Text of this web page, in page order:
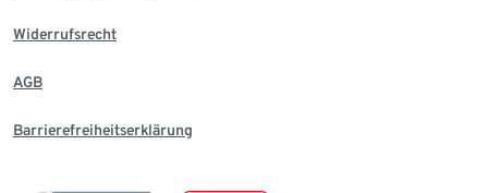
Widerrufsrecht
AGB
Barrierefreiheitserklärung